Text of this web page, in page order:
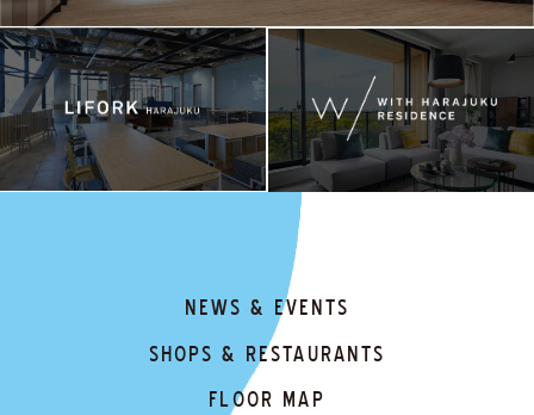
NEWS & EVENTS
SHOPS & RESTAURANTS
FLOOR MAP